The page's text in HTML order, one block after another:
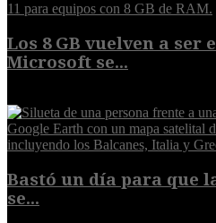
Los 8 GB vuelven a ser
Microsoft se...
Bastó un día para que
se...